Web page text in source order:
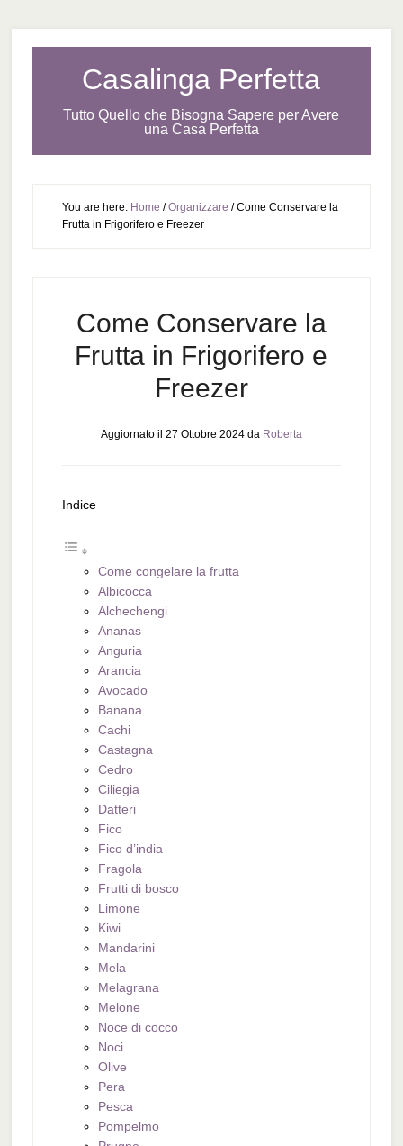
Casalinga Perfetta
Tutto Quello che Bisogna Sapere per Avere
una Casa Perfetta
You are here: Home / Organizzare /Come Conservare la
Frutta in Frigorifero e Freezer
Come Conservare la
Frutta in Frigorifero e
Freezer
Aggiornato il 27 Ottobre 2024da Roberta
Indice
Come congelare la frutta
Albicocca
Alchechengi
Ananas
Anguria
Arancia
Avocado
Banana
Cachi
Castagna
Cedro
Ciliegia
Datteri
Fico
Fico d’india
Fragola
Frutti di bosco
Limone
Kiwi
Mandarini
Mela
Melagrana
Melone
Noce di cocco
Noci
Olive
Pera
Pesca
Pompelmo